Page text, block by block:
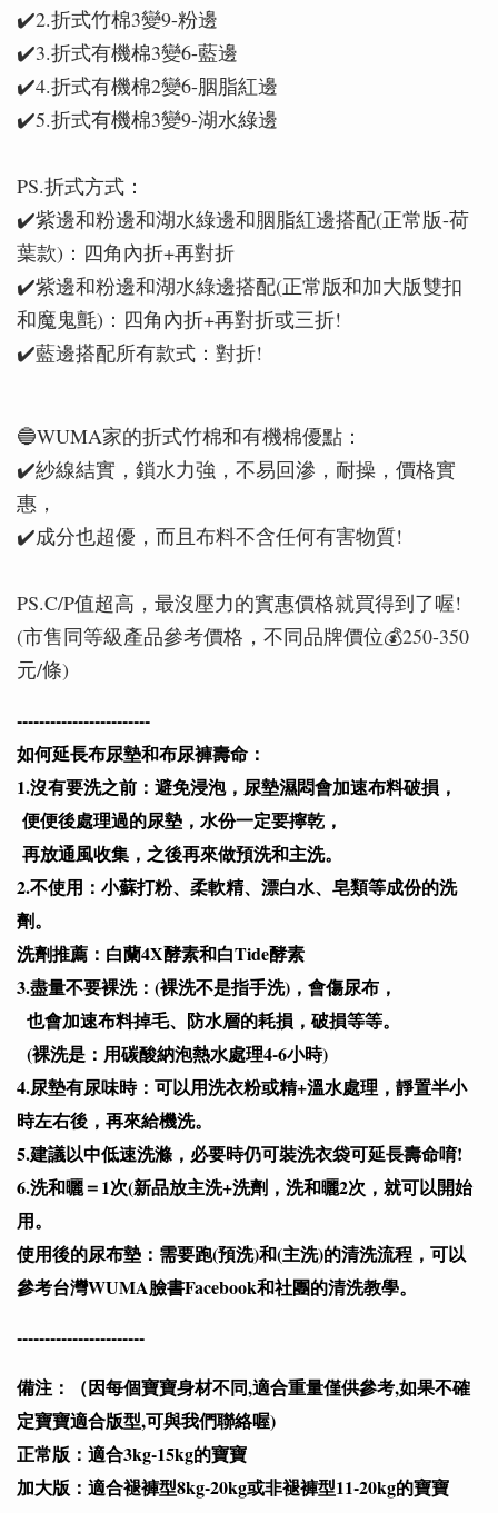
✔️2.折式竹棉3變9-粉邊
✔️3.折式有機棉3變6-藍邊
✔️4.折式有機棉2變6-胭脂紅邊
✔️5.折式有機棉3變9-湖水綠邊
PS.折式方式：
✔️紫邊和粉邊和湖水綠邊和胭脂紅邊搭配(正常版-荷
葉款)：四角內折+再對折
✔️紫邊和粉邊和湖水綠邊搭配(正常版和加大版雙扣
和魔鬼氈)：四角內折+再對折或三折!
✔️藍邊搭配所有款式：對折!
🔵WUMA家的折式竹棉和有機棉優點：
✔️紗線結實，鎖水力強，不易回滲，耐操，價格實
惠，
✔️成分也超優，而且布料不含任何有害物質!
PS.C/P值超高，最沒壓力的實惠價格就買得到了喔!
(市售同等級產品參考價格，不同品牌價位💰️250-350
元/條)
------------------------
如何延長布尿墊和布尿褲壽命：
1.沒有要洗之前：避免浸泡，尿墊濕悶會加速布料破損，
便便後處理過的尿墊，水份一定要擰乾，
再放通風收集，之後再來做預洗和主洗。
2.不使用：小蘇打粉、柔軟精、漂白水、皂類等成份的洗
劑。
洗劑推薦：白蘭4X酵素和白Tide酵素
3.盡量不要裸洗：(裸洗不是指手洗)，會傷尿布，
也會加速布料掉毛、防水層的耗損，破損等等。
(裸洗是：用碳酸納泡熱水處理4-6小時)
4.尿墊有尿味時：可以用洗衣粉或精+溫水處理，靜置半小
時左右後，再來給機洗。
5.建議以中低速洗滌，必要時仍可裝洗衣袋可延長壽命唷!
6.洗和曬＝1次(新品放主洗+洗劑，洗和曬2次，就可以開始
用。
使用後的尿布墊：需要跑(預洗)和(主洗)的清洗流程，可以
參考台灣WUMA臉書Facebook和社團的清洗教學。
-----------------------
備注：（因每個寶寶身材不同,適合重量僅供參考,如果不確
定寶寶適合版型,可與我們聯絡喔)
正常版：適合3kg-15kg的寶寶
加大版：適合褪褲型8kg-20kg或非褪褲型11-20kg的寶寶